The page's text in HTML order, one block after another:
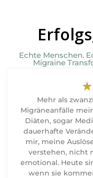
Echte Menschen.
Migraine
☆
Mehr als
Migräneanfälle
Diäten, sogar
dauerhafte
mir, meine
verstehen, nicht
emotional. Heute
wenn sie